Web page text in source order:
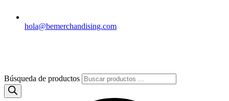
hola@bemerchandising.com
Búsqueda de productos